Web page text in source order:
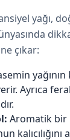
yağı,
çıkar:
Ayrıca
Aromatik bir
kalıcılığını